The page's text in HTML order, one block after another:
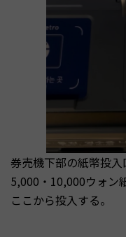
券売機下部の紙幣投
5,000・10,000ウォン
ここから投入する。